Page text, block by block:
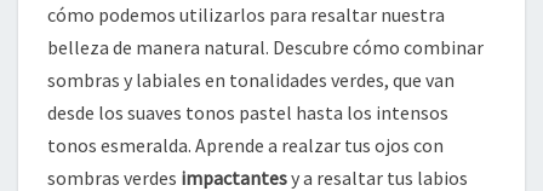
cómo podemos utilizarlos para resaltar nuestra
belleza de manera natural. Descubre cómo combinar
sombras y labiales en tonalidades verdes, que van
desde los suaves tonos pastel hasta los intensos
tonos esmeralda. Aprende a realzar tus ojos con
sombras verdes impactantesy a resaltar tus labios